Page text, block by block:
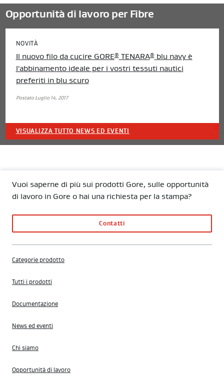
Opportunità di lavoro per Fibre
NOVITÀ
Il nuovo filo da cucire GORE®TENARA®blu navy è
l'abbinamento ideale per i vostri tessuti nautici
preferiti in blu scuro
Postato Luglio 14, 2017
VISUALIZZA TUTTO NEWS ED EVENTI
Vuoi saperne di più sui prodotti Gore, sulle opportunità
di lavoro in Gore o hai una richiesta per la stampa?
Contatti
Categorie prodotto
Tutti i prodotti
Documentazione
News ed eventi
Chi siamo
Opportunità di lavoro